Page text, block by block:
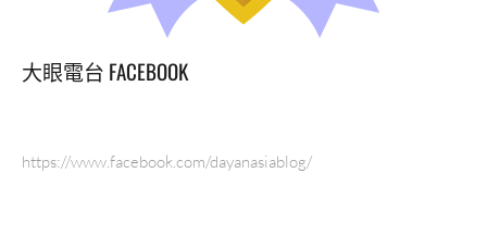
大眼電台 FACEBOOK
https://www.facebook.com/dayanasiablog/